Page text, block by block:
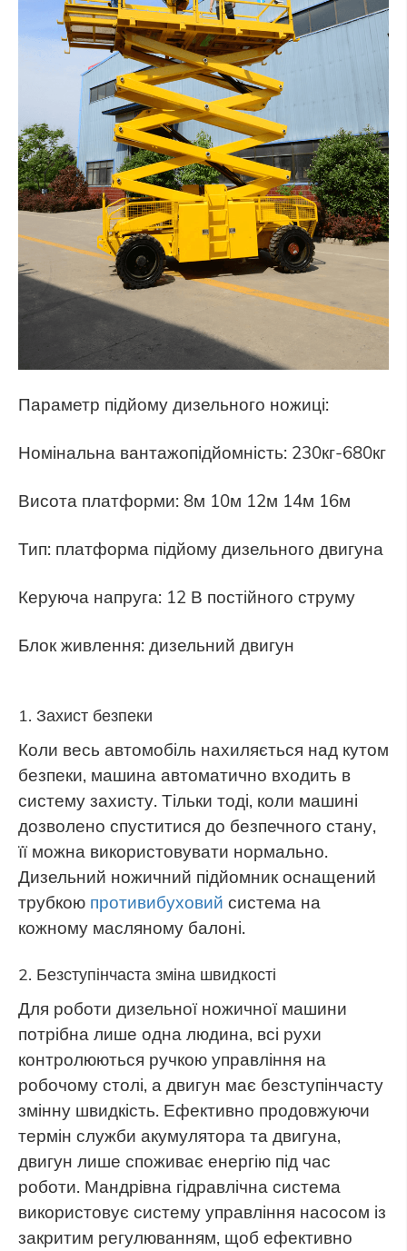
Параметр підйому дизельного ножиці:
Номінальна вантажопідйомність: 230кг-680кг
Висота платформи: 8м 10м 12м 14м 16м
Тип: платформа підйому дизельного двигуна
Керуюча напруга: 12 В постійного струму
Блок живлення: дизельний двигун
1. Захист безпеки
Коли весь автомобіль нахиляється над кутом
безпеки, машина автоматично входить в
систему захисту. Тільки тоді, коли машині
дозволено спуститися до безпечного стану,
її можна використовувати нормально.
Дизельний ножичний підйомник оснащений
трубкою противибуховий система на
кожному масляному балоні.
2. Безступінчаста зміна швидкості
Для роботи дизельної ножичної машини
потрібна лише одна людина, всі рухи
контролюються ручкою управління на
робочому столі, а двигун має безступінчасту
змінну швидкість. Ефективно продовжуючи
термін служби акумулятора та двигуна,
двигун лише споживає енергію під час
роботи. Мандрівна гідравлічна система
використовує систему управління насосом із
закритим регулюванням, щоб ефективно